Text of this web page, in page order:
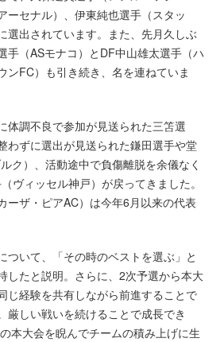
ーセナル）、伊東純也選手（スタッ
選出されています。また、先月久しぶ
手（ASモナコ）とDF中山雄太選手（ハ
ンFC）も引き続き、名を連ねていま
体調不良で参加が見送られた三笘選
わずに選出が見送られた鎌田選手や堂
ク）、活動途中で負傷離脱を余儀なく
ヴィッセル神戸）が戻ってきました。
ーザ・ピアAC）は今年6月以来の代表
ついて、「その時のベストを選ぶ」と
したと説明。さらに、2次予選から本大
じ経験を共有しながら前進することで
厳しい戦いを続けることで成長でき
本大会を睨んでチームの積み上げに生